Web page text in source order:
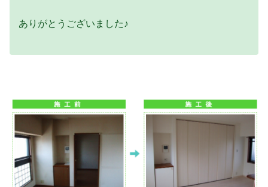
ありがとうございました♪